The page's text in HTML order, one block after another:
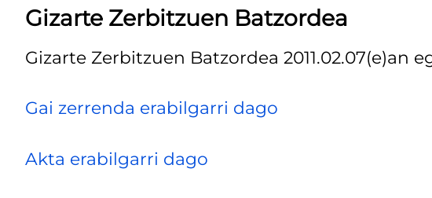
Gizarte Zerbitzuen Batzordea
Gizarte Zerbitzuen Batzordea 2011.02.07(e)an
Gai zerrenda erabilgarri dago
Akta erabilgarri dago